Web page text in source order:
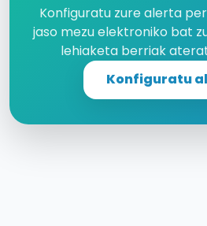
Konfiguratu zure alerta
jaso mezu elektroniko bat
lehiaketa berriak
Konfiguratu